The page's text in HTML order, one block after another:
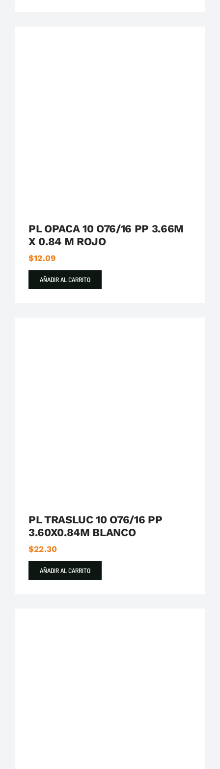
PL OPACA 10 O76/16 PP 3.66M
X 0.84 M ROJO
$12.09
AÑADIR AL CARRITO
PL TRASLUC 10 O76/16 PP
3.60X0.84M BLANCO
$22.30
AÑADIR AL CARRITO